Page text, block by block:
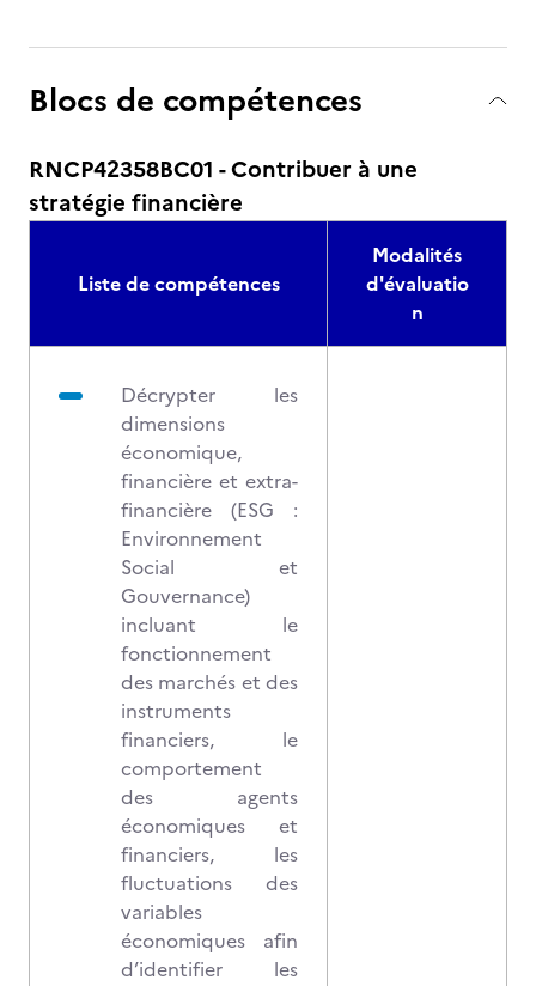
Blocs de compétences
RNCP42358BC01 - Contribuer à une
stratégie financière
Liste de compétences
Modalités
d'évaluatio
n
Décrypter les
dimensions
économique,
financière et extra-
financière (ESG :
Environnement
Social et
Gouvernance)
incluant le
fonctionnement
des marchés et des
instruments
financiers, le
comportement
des agents
économiques et
financiers, les
fluctuations des
variables
économiques afin
d’identifier les